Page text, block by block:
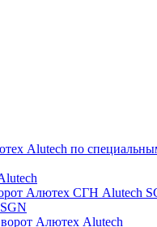
Alutech по
Алютех СГН Alutech
Алютех Alutech